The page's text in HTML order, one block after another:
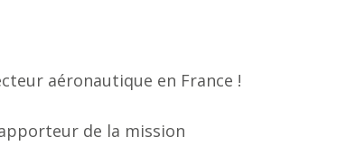
aéronautique en France !
de la mission